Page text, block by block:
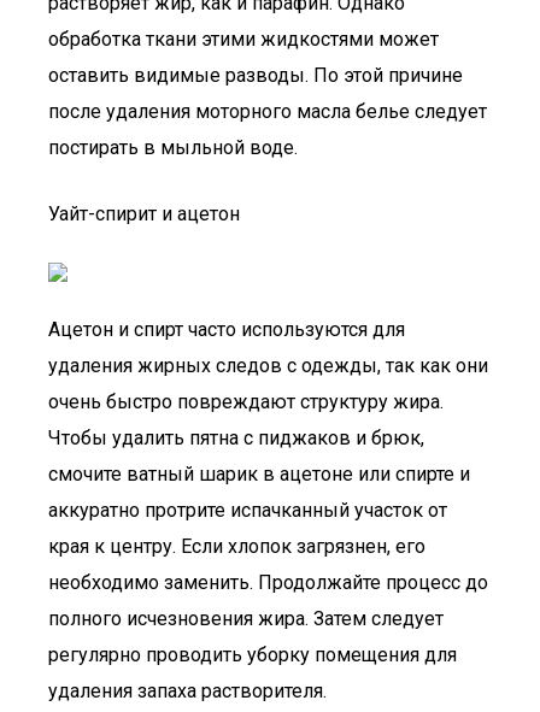
обработка ткани этими жидкостями может
оставить видимые разводы. По этой причине
после удаления моторного масла белье следует
постирать в мыльной воде.
Уайт-спирит и ацетон
Ацетон и спирт часто используются для
удаления жирных следов с одежды, так как они
очень быстро повреждают структуру жира.
Чтобы удалить пятна с пиджаков и брюк,
смочите ватный шарик в ацетоне или спирте и
аккуратно протрите испачканный участок от
края к центру. Если хлопок загрязнен, его
необходимо заменить. Продолжайте процесс до
полного исчезновения жира. Затем следует
регулярно проводить уборку помещения для
удаления запаха растворителя.